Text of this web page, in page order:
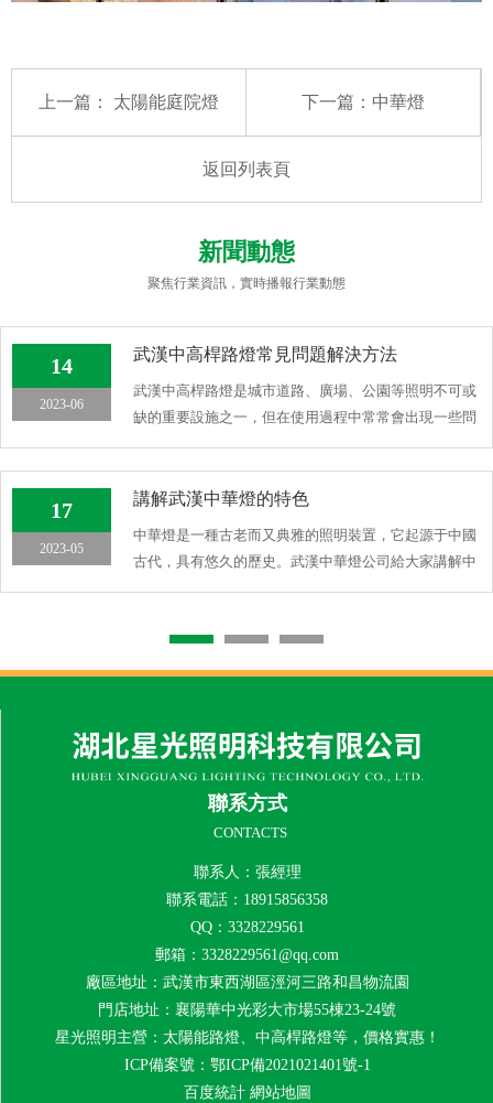
上一篇： 太陽能庭院燈 下一篇： 中華燈
返回列表頁
新聞動態
聚焦行業資訊，實時播報行業動態
14
2023-06
武漢中高桿路燈常見問題解決方法
武漢中高桿路燈是城市道路、廣場、公園等照明不可或
缺的重要設施之一，但在使用過程中常常會出現一些問
題，影響照明效 […]
17
2023-05
講解武漢中華燈的特色
中華燈是一種古老而又典雅的照明裝置，它起源于中國
古代，具有悠久的歷史。武漢中華燈公司給大家講解中
華燈的特色，希 […]
聯系方式
CONTACTS
聯系人：張經理
聯系電話：18915856358
QQ：3328229561
郵箱：3328229561@qq.com
廠區地址：武漢市東西湖區涇河三路和昌物流園
門店地址：襄陽華中光彩大市場55棟23-24號
星光照明主營：太陽能路燈、中高桿路燈等，價格實惠！
ICP備案號： 鄂ICP備2021021401號-1
百度統計 網站地圖